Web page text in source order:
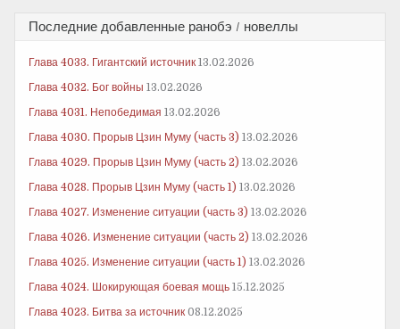
Последние добавленные ранобэ / новеллы
Глава 4033. Гигантский источник 13.02.2026
Глава 4032. Бог войны 13.02.2026
Глава 4031. Непобедимая 13.02.2026
Глава 4030. Прорыв Цзин Муму (часть 3) 13.02.2026
Глава 4029. Прорыв Цзин Муму (часть 2) 13.02.2026
Глава 4028. Прорыв Цзин Муму (часть 1) 13.02.2026
Глава 4027. Изменение ситуации (часть 3) 13.02.2026
Глава 4026. Изменение ситуации (часть 2) 13.02.2026
Глава 4025. Изменение ситуации (часть 1) 13.02.2026
Глава 4024. Шокирующая боевая мощь 15.12.2025
Глава 4023. Битва за источник 08.12.2025